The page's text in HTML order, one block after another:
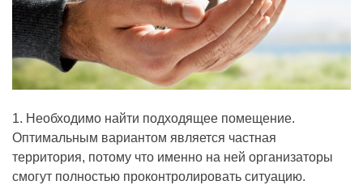
1. Необходимо найти подходящее помещение.
Оптимальным вариантом является частная
территория, потому что именно на ней организаторы
смогут полностью проконтролировать ситуацию.